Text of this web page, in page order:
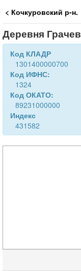
< Кочкуровский р-н.
Деревня
Код КЛАДР
1301400000700
Код ИФНС:
1324
Код ОКАТО:
89231000000
Индекс
431582